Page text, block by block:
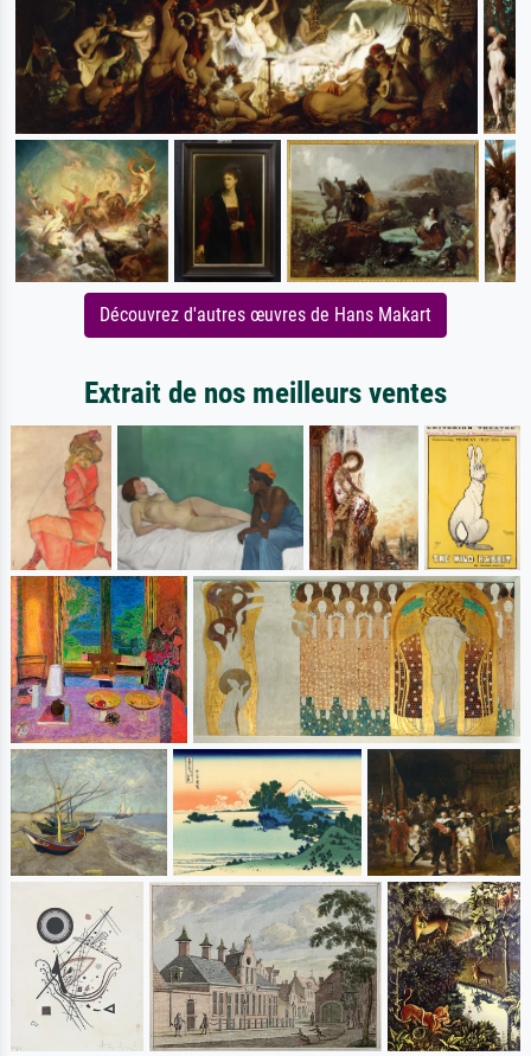
Découvrez d'autres œuvres de Hans Makart
Extrait de nos meilleurs ventes